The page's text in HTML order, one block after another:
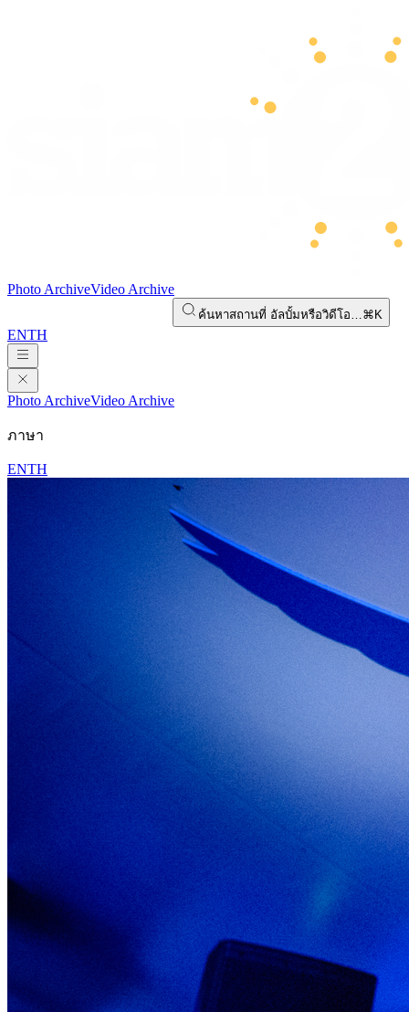
Photo ArchiveVideo Archive
ค้นหาสถานที่ อัลบั้มหรือวิดีโอ…⌘K
ENTH
Photo ArchiveVideo Archive
ภาษา
ENTH